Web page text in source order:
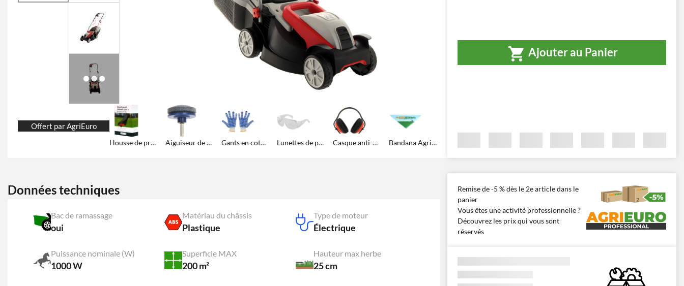
Offert par AgriEuro
Housse de protection Aiguiseur de lames Gants en coton avec rainures en caoutchouc Lunettes de protection Casque anti-bruit Bandana Agrieuro
Ajouter au Panier
Données techniques
Bac de ramassage
oui
Matériau du châssis
Plastique
Type de moteur
Électrique
Puissance nominale (W)
1000 W
Superficie MAX
200 m²
Hauteur max herbe
25 cm
Remise de -5 % dès le 2e article dans le
panier
Vous êtes une activité professionnelle ?
Découvrez les prix qui vous sont
réservés